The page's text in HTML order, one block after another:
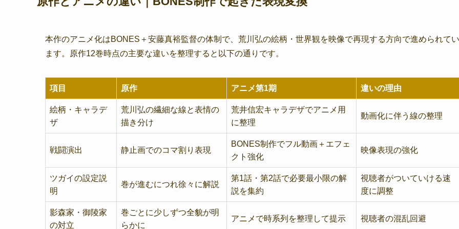
本作のアニメ化はBONES＋安藤真裕監督の体制で、荒川弘の絵柄・世界観を映像で再現する方向で進められてい
ます。原作12巻時点の主要な違いを整理すると以下の通りです。
項目 原作 アニメ第1期 違いの理由
絵柄・キャラデ
ザ
荒川弘の繊細な線と表情の
描き分け
荒井信宏キャラデザでアニメ用
に整理
動画化に伴う線の整理
戦闘演出 静止画でのコマ割り表現
BONES制作でフル動画＋エフェ
クト強化
映像表現の強化
ツガイの設定説
明
巻が進むにつれ徐々に解説
第1話・第2話で必要最小限の解
説を集約
視聴者がついていける速
度に調整
影森家・御陵家
の対立
巻ごとに少しずつ全貌が明
らかに
アニメで時系列を整理して提示 視聴者の混乱回避